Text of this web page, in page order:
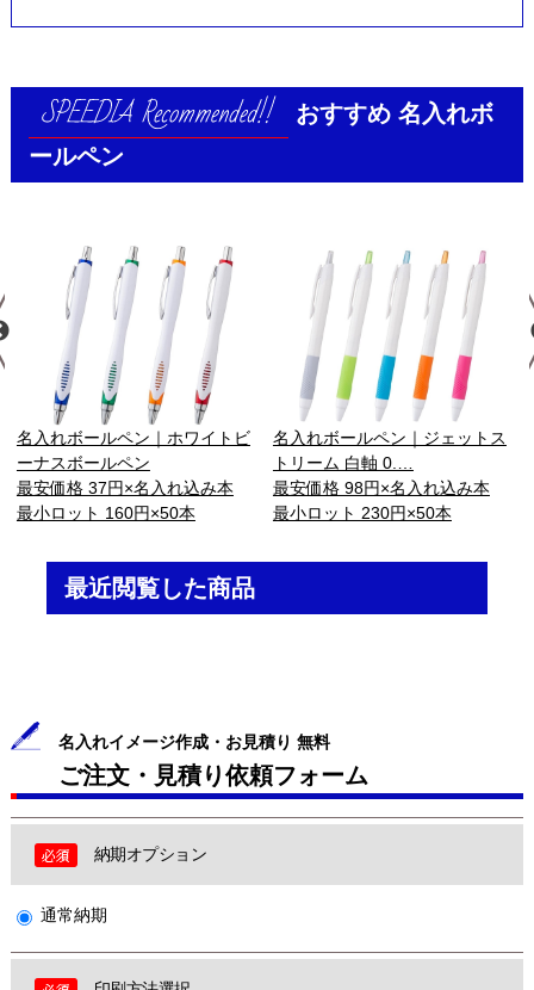
おすすめ 名入れボ
ールペン
名入れボールペン｜ホワイトビ
ーナスボールペン
最安価格 37円×名入れ込み本
最小ロット 160円×50本
名入れボールペン｜ジェットス
トリーム 白軸 0.…
最安価格 98円×名入れ込み本
最小ロット 230円×50本
最近閲覧した商品
名入れイメージ作成・お見積り 無料
ご注文・見積り依頼フォーム
納期オプション
通常納期